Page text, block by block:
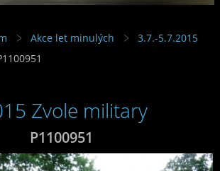
Akce let minulých
3.7.-5.7.2015
Zvole military
P1100951